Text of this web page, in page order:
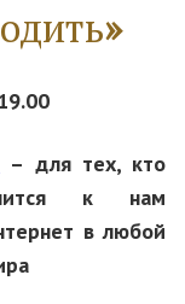
»
– для тех, кто
к нам
в любой